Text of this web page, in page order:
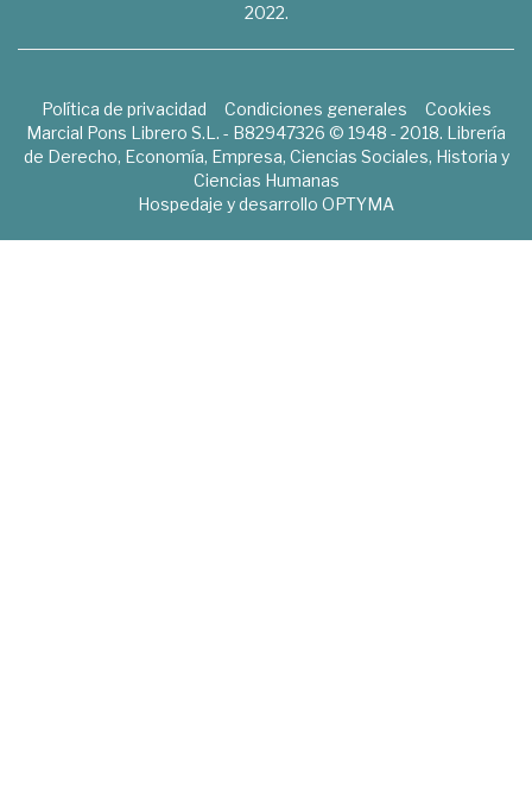
2022.
Política de privacidad Condiciones generales
Cookies
Marcial Pons Librero S.L. - B82947326 © 1948 - 2018. Librería
de Derecho, Economía, Empresa, Ciencias Sociales, Historia y
Ciencias Humanas
Hospedaje y desarrollo OPTYMA